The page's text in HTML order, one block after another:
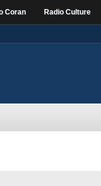
Coran Radio Culture